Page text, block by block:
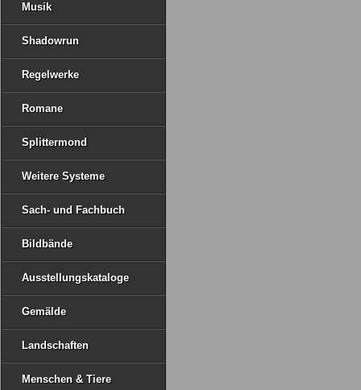
Musik
Shadowrun
Regelwerke
Romane
Splittermond
Weitere Systeme
Sach- und Fachbuch
Bildbände
Ausstellungskataloge
Gemälde
Landschaften
Menschen & Tiere